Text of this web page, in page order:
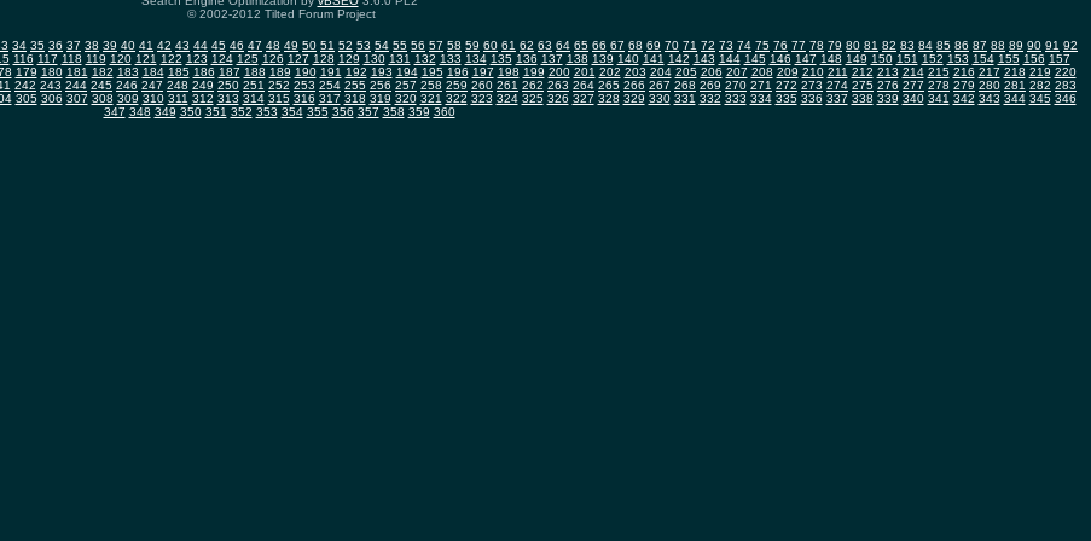
© 2002-2012 Tilted Forum Project
34 35 36 37 38 39 40 41 42 43 44 45 46 47 48 49 50 51 52 53 54 55 56 57 58 59 60 61 62 63 64 65 66 67 68 69 70 71 72 73 74 75 76 77 78 79 80 81 82 83 84 85 86 87 88 89 90 91 92
116 117 118 119 120 121 122 123 124 125 126 127 128 129 130 131 132 133 134 135 136 137 138 139 140 141 142 143 144 145 146 147 148 149 150 151 152 153 154 155 156 157
179 180 181 182 183 184 185 186 187 188 189 190 191 192 193 194 195 196 197 198 199 200 201 202 203 204 205 206 207 208 209 210 211 212 213 214 215 216 217 218 219 220
242 243 244 245 246 247 248 249 250 251 252 253 254 255 256 257 258 259 260 261 262 263 264 265 266 267 268 269 270 271 272 273 274 275 276 277 278 279 280 281 282 283
305 306 307 308 309 310 311 312 313 314 315 316 317 318 319 320 321 322 323 324 325 326 327 328 329 330 331 332 333 334 335 336 337 338 339 340 341 342 343 344 345 346
347 348 349 350 351 352 353 354 355 356 357 358 359 360